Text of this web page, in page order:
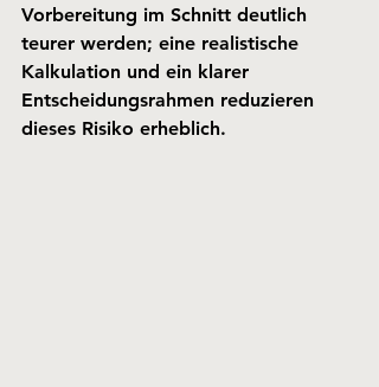
Vorbereitung im Schnitt deutlich
teurer werden; eine realistische
Kalkulation und ein klarer
Entscheidungsrahmen reduzieren
dieses Risiko erheblich.